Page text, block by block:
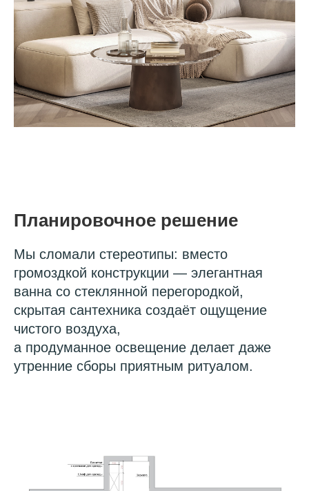
Планировочное решение
Мы сломали стереотипы: вместо
громоздкой конструкции — элегантная
ванна со стеклянной перегородкой,
скрытая сантехника создаёт ощущение
чистого воздуха,
а продуманное освещение делает даже
утренние сборы приятным ритуалом.